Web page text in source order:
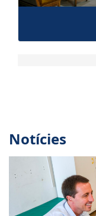
Notícies